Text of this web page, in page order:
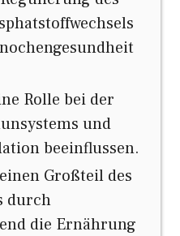
Rolle bei der
und
beeinflussen.
Großteil des
durch
die Ernährung